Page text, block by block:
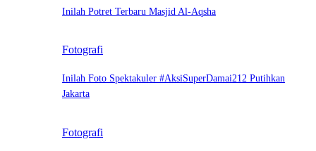
Inilah Potret Terbaru Masjid Al-Aqsha
Fotografi
Inilah Foto Spektakuler #AksiSuperDamai212 Putihkan
Jakarta
Fotografi